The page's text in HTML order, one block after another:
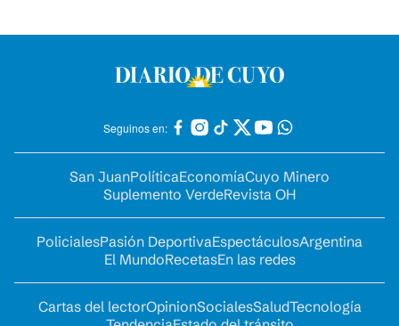
Seguinos en:
San JuanPolíticaEconomíaCuyo Minero
Suplemento VerdeRevista OH
PolicialesPasión DeportivaEspectáculosArgentina
El MundoRecetasEn las redes
Cartas del lectorOpinionSocialesSaludTecnología